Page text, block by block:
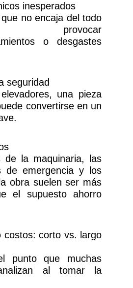
inesperados
no encaja del todo
provocar
o desgastes
seguridad
una pieza
convertirse en un
de la maquinaria, las
de emergencia y los
obra suelen ser más
el supuesto ahorro
costos: corto vs. largo
punto que muchas
al tomar la